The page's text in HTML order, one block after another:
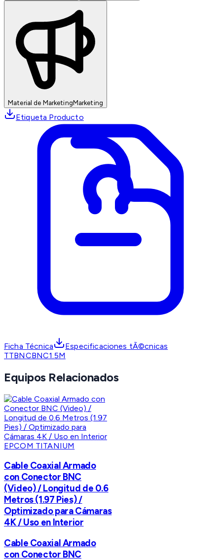
Material de MarketingMarketing
Etiqueta Producto
Ficha Técnica
Especificaciones tÃ©cnicas
TTBNCBNC1.5M
Equipos Relacionados
EPCOM TITANIUM
Cable Coaxial Armado
con Conector BNC
(Video) / Longitud de 0.6
Metros (1.97 Pies) /
Optimizado para Cámaras
4K / Uso en Interior
Cable Coaxial Armado
con Conector BNC